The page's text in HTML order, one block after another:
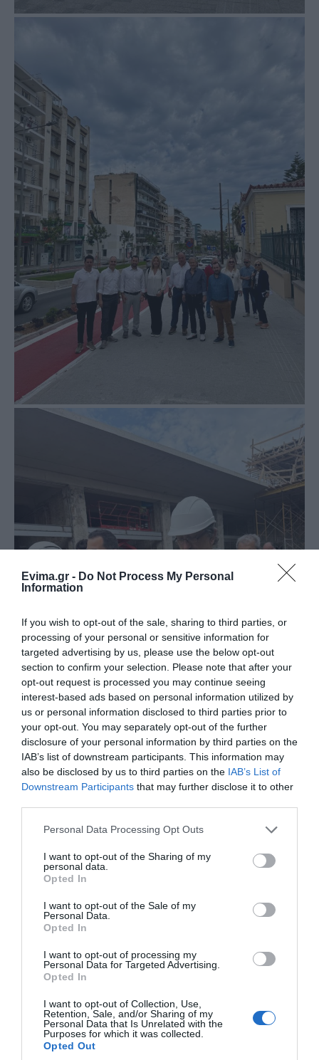
Evima.gr - Do Not Process My Personal
Information
If you wish to opt-out of the sale, sharing to third parties, or
processing of your personal or sensitive information for
targeted advertising by us, please use the below opt-out
section to confirm your selection. Please note that after your
opt-out request is processed you may continue seeing
interest-based ads based on personal information utilized by
us or personal information disclosed to third parties prior to
your opt-out. You may separately opt-out of the further
disclosure of your personal information by third parties on the
IAB’s list of downstream participants. This information may
also be disclosed by us to third parties on the IAB’s List of
Downstream Participants that may further disclose it to other
Please note that this website/app uses one or more Google
not limited to your visit or usage behaviour. You may click to
grant or deny consent to Google and its third-party tags to
use your data for below specified purposes in below Google
consent section.
Personal Data Processing Opt Outs
I want to opt-out of the Sharing of my
personal data.
Opted In
I want to opt-out of the Sale of my
Personal Data.
Opted In
I want to opt-out of processing my
Personal Data for Targeted Advertising.
Opted In
I want to opt-out of Collection, Use,
Retention, Sale, and/or Sharing of my
Personal Data that Is Unrelated with the
Purposes for which it was collected.
Opted Out